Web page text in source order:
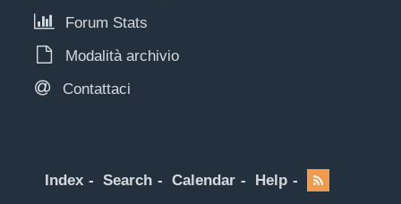
Forum Stats
Modalità archivio
Contattaci
Index Search Calendar Help